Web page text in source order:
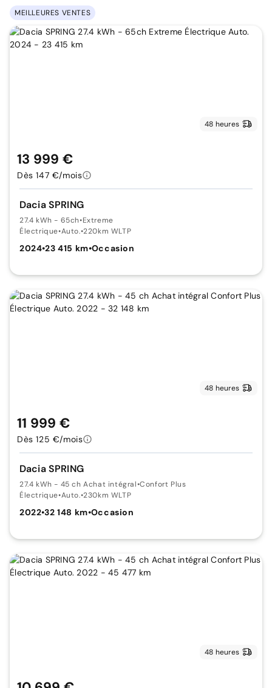
MEILLEURES VENTES
48 heures
Dacia SPRING
27.4 kWh - 65ch•Extreme
Électrique•Auto.•220km WLTP
2024•23 415 km•Occasion
13 999 €
Dès 147 €/mois
48 heures
Dacia SPRING
27.4 kWh - 45 ch Achat intégral•Confort Plus
Électrique•Auto.•230km WLTP
2022•32 148 km•Occasion
11 999 €
Dès 125 €/mois
48 heures